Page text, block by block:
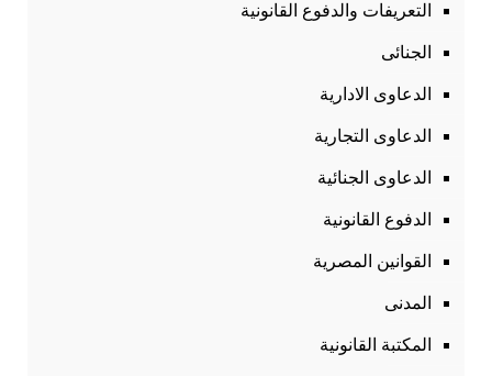
التعريفات والدفوع القانونية
الجنائى
الدعاوى الادارية
الدعاوى التجارية
الدعاوى الجنائية
الدفوع القانونية
القوانين المصرية
المدنى
المكتبة القانونية